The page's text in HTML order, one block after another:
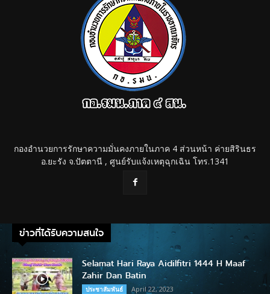
กองอำนวยการรักษาความมั่นคงภายในภาค 4 ส่วนหน้า ค่ายสิรินธร
อ.ยะรัง จ.ปัตตานี , ศูนย์รับแจ้งเหตุฉุกเฉิน โทร.1341
ข่าวที่ได้รับความสนใจ
Selamat Hari Raya Aidilfitri 1444 H Maaf
Zahir Dan Batin
ประชาสัมพันธ์ April 22, 2023